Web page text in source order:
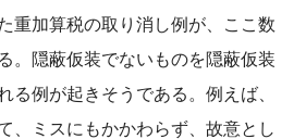
重加算税の取り消し例が、ここ数
。隠蔽仮装でないものを隠蔽仮装
る例が起きそうである。例えば、
、ミスにもかかわらず、故意とし